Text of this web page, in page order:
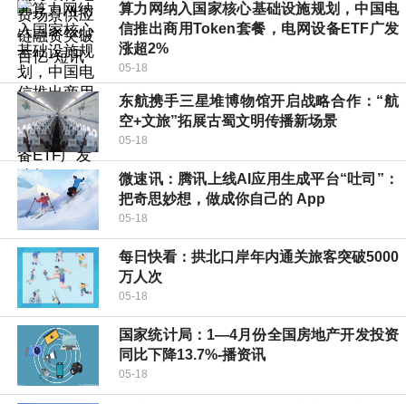
算力网纳入国家核心基础设施规划，中国电
信推出商用Token套餐，电网设备ETF广发
涨超2%
05-18
东航携手三星堆博物馆开启战略合作：“航
空+文旅”拓展古蜀文明传播新场景
05-18
微速讯：腾讯上线AI应用生成平台“吐司”：
把奇思妙想，做成你自己的 App
05-18
每日快看：拱北口岸年内通关旅客突破5000
万人次
05-18
国家统计局：1—4月份全国房地产开发投资
同比下降13.7%-播资讯
05-18